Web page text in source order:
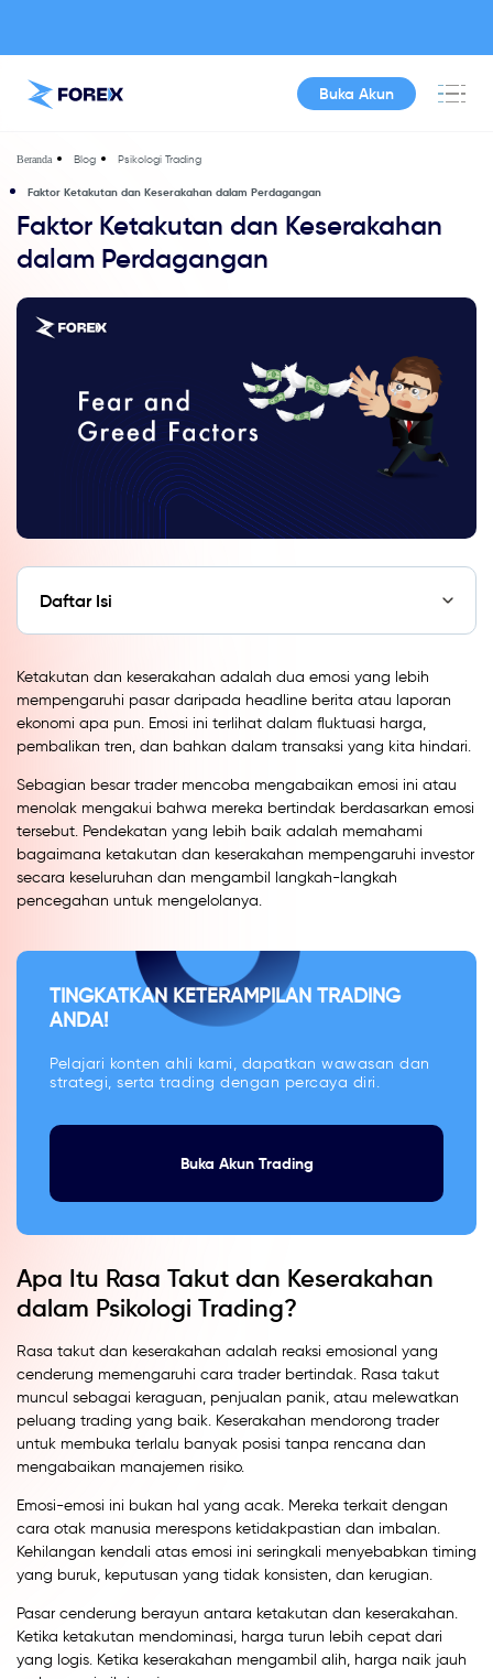
Buka Akun
Beranda Blog Psikologi Trading
Faktor Ketakutan dan Keserakahan dalam Perdagangan
Faktor Ketakutan dan Keserakahan
dalam Perdagangan
Daftar Isi
Ketakutan dan keserakahan adalah dua emosi yang lebih
mempengaruhi pasar daripada headline berita atau laporan
ekonomi apa pun. Emosi ini terlihat dalam fluktuasi harga,
pembalikan tren, dan bahkan dalam transaksi yang kita hindari.
Sebagian besar trader mencoba mengabaikan emosi ini atau
menolak mengakui bahwa mereka bertindak berdasarkan emosi
tersebut. Pendekatan yang lebih baik adalah memahami
bagaimana ketakutan dan keserakahan mempengaruhi investor
secara keseluruhan dan mengambil langkah-langkah
pencegahan untuk mengelolanya.
TINGKATKAN KETERAMPILAN TRADING
ANDA!
Pelajari konten ahli kami, dapatkan wawasan dan
strategi, serta trading dengan percaya diri.
Buka Akun Trading
Apa Itu Rasa Takut dan Keserakahan
dalam Psikologi Trading?
Rasa takut dan keserakahan adalah reaksi emosional yang
cenderung memengaruhi cara trader bertindak. Rasa takut
muncul sebagai keraguan, penjualan panik, atau melewatkan
peluang trading yang baik. Keserakahan mendorong trader
untuk membuka terlalu banyak posisi tanpa rencana dan
mengabaikan manajemen risiko.
Emosi-emosi ini bukan hal yang acak. Mereka terkait dengan
cara otak manusia merespons ketidakpastian dan imbalan.
Kehilangan kendali atas emosi ini seringkali menyebabkan timing
yang buruk, keputusan yang tidak konsisten, dan kerugian.
Pasar cenderung berayun antara ketakutan dan keserakahan.
Ketika ketakutan mendominasi, harga turun lebih cepat dari
yang logis. Ketika keserakahan mengambil alih, harga naik jauh